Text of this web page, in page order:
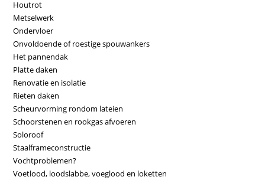
Houtrot
Metselwerk
Ondervloer
Onvoldoende of roestige spouwankers
Het pannendak
Platte daken
Renovatie en isolatie
Rieten daken
Scheurvorming rondom lateien
Schoorstenen en rookgas afvoeren
Soloroof
Staalframeconstructie
Vochtproblemen?
Voetlood, loodslabbe, voeglood en loketten